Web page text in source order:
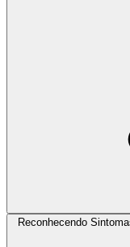
Reconhecendo